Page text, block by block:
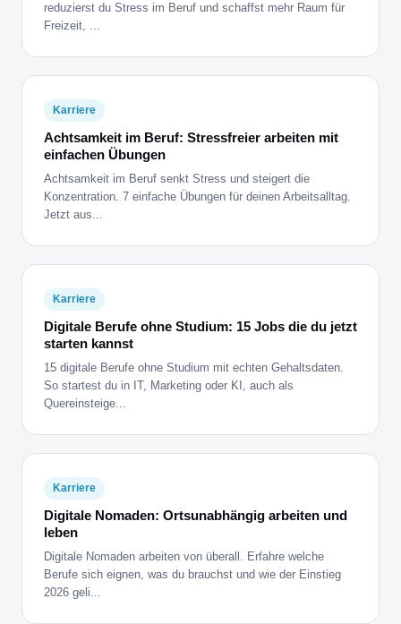
reduzierst du Stress im Beruf und schaffst mehr Raum für
Freizeit, ...
Karriere
Achtsamkeit im Beruf: Stressfreier arbeiten mit
einfachen Übungen
Achtsamkeit im Beruf senkt Stress und steigert die
Konzentration. 7 einfache Übungen für deinen Arbeitsalltag.
Jetzt aus...
Karriere
Digitale Berufe ohne Studium: 15 Jobs die du jetzt
starten kannst
15 digitale Berufe ohne Studium mit echten Gehaltsdaten.
So startest du in IT, Marketing oder KI, auch als
Quereinsteige...
Karriere
Digitale Nomaden: Ortsunabhängig arbeiten und
leben
Digitale Nomaden arbeiten von überall. Erfahre welche
Berufe sich eignen, was du brauchst und wie der Einstieg
2026 geli...